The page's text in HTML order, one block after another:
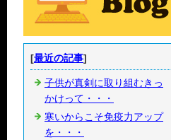
[最近の記事]
子供が真剣に取り組むきっ
かけって・・・
寒いからこそ免疫力アップ
を・・・